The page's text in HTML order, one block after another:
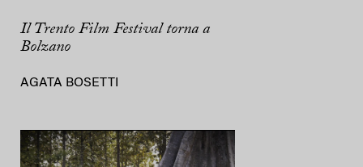
Il Trento Film Festival torna a
Bolzano
AGATA BOSETTI